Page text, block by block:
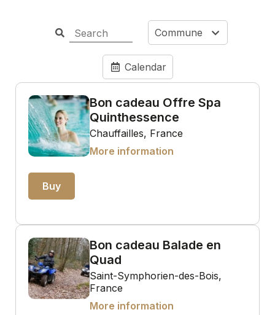
Commune
Calendar
Bon cadeau Offre Spa
Quinthessence
Chauffailles, France
More information
Buy
Bon cadeau Balade en
Quad
Saint-Symphorien-des-Bois,
France
More information